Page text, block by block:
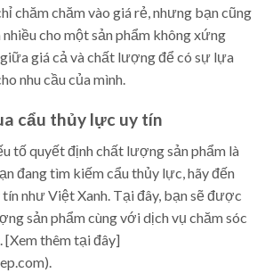
chăm chăm vào giá rẻ, nhưng bạn cũng
cho một sản phẩm không xứng
giá cả và chất lượng để có sự lựa
nhu cầu của mình.
cẩu thủy lực uy tín
tố quyết định chất lượng sản phẩm là
đang tìm kiếm cẩu thủy lực, hãy đến
tín như Việt Xanh. Tại đây, bạn sẽ được
sản phẩm cùng với dịch vụ chăm sóc
[Xem thêm tại đây]